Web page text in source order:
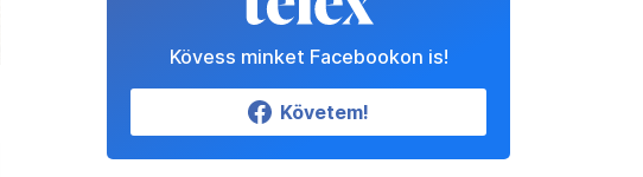
Kövess minket Facebookon is!
Követem!